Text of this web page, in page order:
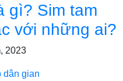
gì? Sim tam
với những ai?
2023